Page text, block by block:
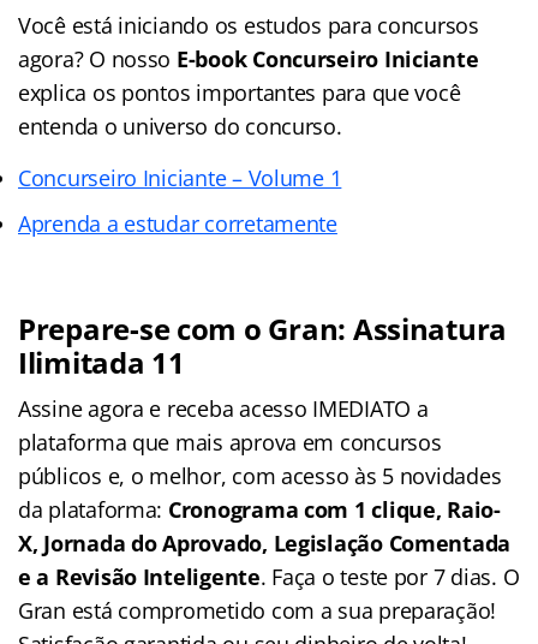
Você está iniciando os estudos para concursos
agora? O nosso E-book Concurseiro Iniciante
explica os pontos importantes para que você
entenda o universo do concurso.
Concurseiro Iniciante – Volume 1
Aprenda a estudar corretamente
Prepare-se com o Gran: Assinatura
Ilimitada 11
Assine agora e receba acesso IMEDIATO a
plataforma que mais aprova em concursos
públicos e, o melhor, com acesso às 5 novidades
da plataforma: Cronograma com 1 clique, Raio-
X, Jornada do Aprovado, Legislação Comentada
e a Revisão Inteligente. Faça o teste por 7 dias. O
Gran está comprometido com a sua preparação!